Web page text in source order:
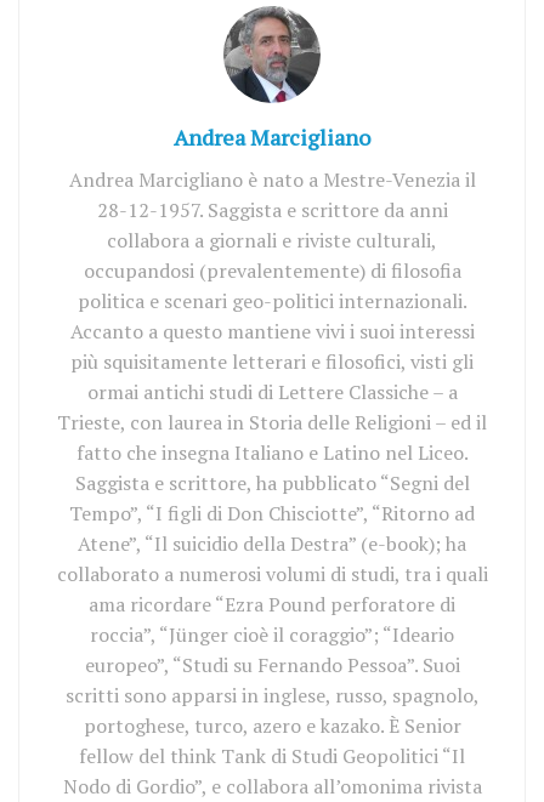
Andrea Marcigliano
Andrea Marcigliano è nato a Mestre-Venezia il
28-12-1957. Saggista e scrittore da anni
collabora a giornali e riviste culturali,
occupandosi (prevalentemente) di filosofia
politica e scenari geo-politici internazionali.
Accanto a questo mantiene vivi i suoi interessi
più squisitamente letterari e filosofici, visti gli
ormai antichi studi di Lettere Classiche – a
Trieste, con laurea in Storia delle Religioni – ed il
fatto che insegna Italiano e Latino nel Liceo.
Saggista e scrittore, ha pubblicato “Segni del
Tempo”, “I figli di Don Chisciotte”, “Ritorno ad
Atene”, “Il suicidio della Destra” (e-book); ha
collaborato a numerosi volumi di studi, tra i quali
ama ricordare “Ezra Pound perforatore di
roccia”, “Jünger cioè il coraggio”; “Ideario
europeo”, “Studi su Fernando Pessoa”. Suoi
scritti sono apparsi in inglese, russo, spagnolo,
portoghese, turco, azero e kazako. È Senior
fellow del think Tank di Studi Geopolitici “Il
Nodo di Gordio”, e collabora all’omonima rivista